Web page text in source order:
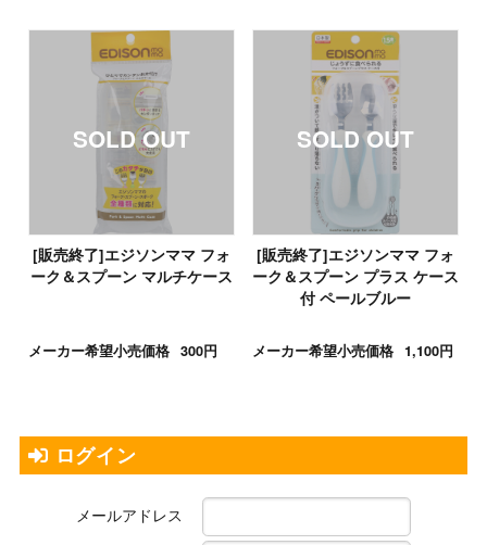
[販売終了]エジソンママ フォ
ーク＆スプーン マルチケース
メーカー希望小売価格 300円
[販売終了]エジソンママ フォ
ーク＆スプーン プラス ケース
付 ペールブルー
メーカー希望小売価格 1,100円
ログイン
メールアドレス